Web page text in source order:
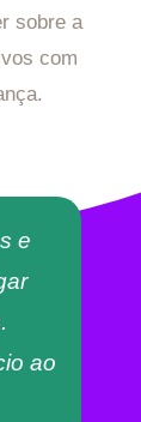
sobre a
com
e
ao